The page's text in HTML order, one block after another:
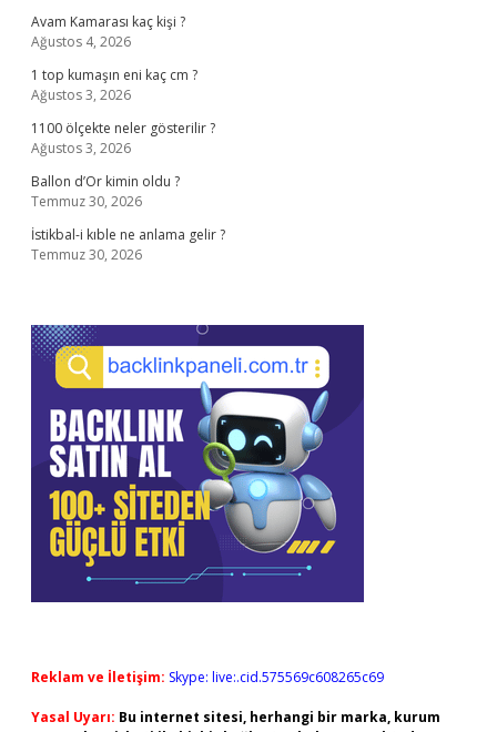
Avam Kamarası kaç kişi ?
Ağustos 4, 2026
1 top kumaşın eni kaç cm ?
Ağustos 3, 2026
1100 ölçekte neler gösterilir ?
Ağustos 3, 2026
Ballon d’Or kimin oldu ?
Temmuz 30, 2026
İstikbal-i kıble ne anlama gelir ?
Temmuz 30, 2026
Reklam ve İletişim: Skype: live:.cid.575569c608265c69
Yasal Uyarı: Bu internet sitesi, herhangi bir marka, kurum